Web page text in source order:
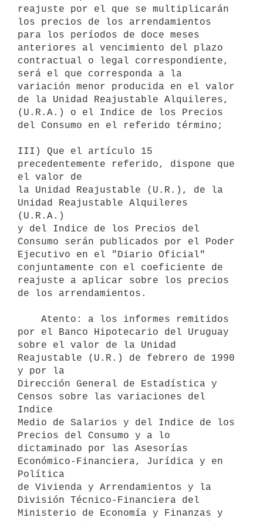
reajuste por el que se multiplicarán
los precios de los arrendamientos
para los períodos de doce meses
anteriores al vencimiento del plazo
contractual o legal correspondiente,
será el que corresponda a la
variación menor producida en el valor
de la Unidad Reajustable Alquileres,
(U.R.A.) o el Indice de los Precios
del Consumo en el referido término;
III) Que el artículo 15
precedentemente referido, dispone que
el valor de
la Unidad Reajustable (U.R.), de la
Unidad Reajustable Alquileres
(U.R.A.)
y del Indice de los Precios del
Consumo serán publicados por el Poder
Ejecutivo en el "Diario Oficial"
conjuntamente con el coeficiente de
reajuste a aplicar sobre los precios
de los arrendamientos.
por el Banco Hipotecario del Uruguay
sobre el valor de la Unidad
Reajustable (U.R.) de febrero de 1990
y por la
Dirección General de Estadística y
Censos sobre las variaciones del
Indice
Medio de Salarios y del Indice de los
Precios del Consumo y a lo
dictaminado por las Asesorías
Económico-Financiera, Jurídica y en
Política
de Vivienda y Arrendamientos y la
División Técnico-Financiera del
Ministerio de Economía y Finanzas y